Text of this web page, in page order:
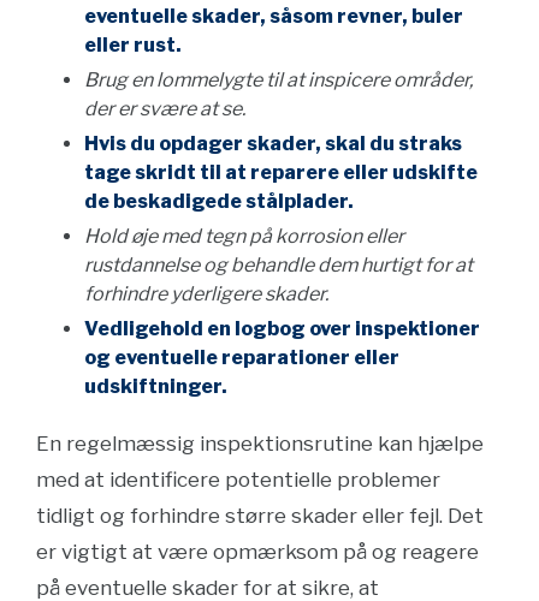
eventuelle skader, såsom revner, buler
eller rust.
Brug en lommelygte til at inspicere områder,
der er svære at se.
Hvis du opdager skader, skal du straks
tage skridt til at reparere eller udskifte
de beskadigede stålplader.
Hold øje med tegn på korrosion eller
rustdannelse og behandle dem hurtigt for at
forhindre yderligere skader.
Vedligehold en logbog over inspektioner
og eventuelle reparationer eller
udskiftninger.
En regelmæssig inspektionsrutine kan hjælpe
med at identificere potentielle problemer
tidligt og forhindre større skader eller fejl. Det
er vigtigt at være opmærksom på og reagere
på eventuelle skader for at sikre, at